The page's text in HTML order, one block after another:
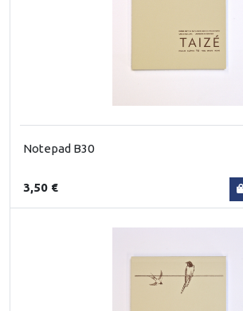
Notepad B30
3,50 €